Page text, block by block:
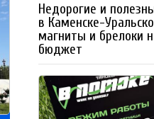
Недорогие и
в Каменске-
магниты и брелоки
бюджет